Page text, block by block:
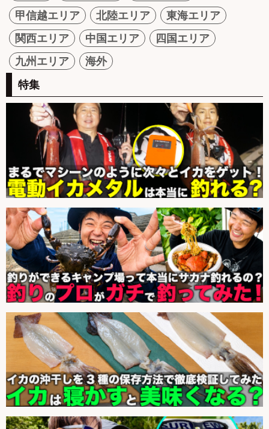
甲信越エリア
北陸エリア
東海エリア
関西エリア
中国エリア
四国エリア
九州エリア
海外
特集